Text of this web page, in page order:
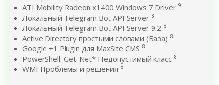
ATI Mobility Radeon x1400 Windows 7 Driver 9
Локальный Telegram Bot API Server 8
Локальный Telegram Bot API Server 9.2 8
Active Directory простыми словами (База) 8
Google +1 Plugin для MaxSite CMS 8
PowerShell: Get-Net* Недопустимый класс 8
WMI Проблемы и решения 8